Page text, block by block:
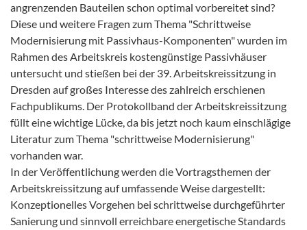
angrenzenden Bauteilen schon optimal vorbereitet sind?
Diese und weitere Fragen zum Thema "Schrittweise
Modernisierung mit Passivhaus-Komponenten" wurden im
Rahmen des Arbeitskreis kostengünstige Passivhäuser
untersucht und stießen bei der 39. Arbeitskreissitzung in
Dresden auf großes Interesse des zahlreich erschienen
Fachpublikums. Der Protokollband der Arbeitskreissitzung
füllt eine wichtige Lücke, da bis jetzt noch kaum einschlägige
Literatur zum Thema "schrittweise Modernisierung"
vorhanden war.
In der Veröffentlichung werden die Vortragsthemen der
Arbeitskreissitzung auf umfassende Weise dargestellt:
Konzeptionelles Vorgehen bei schrittweise durchgeführter
Sanierung und sinnvoll erreichbare energetische Standards